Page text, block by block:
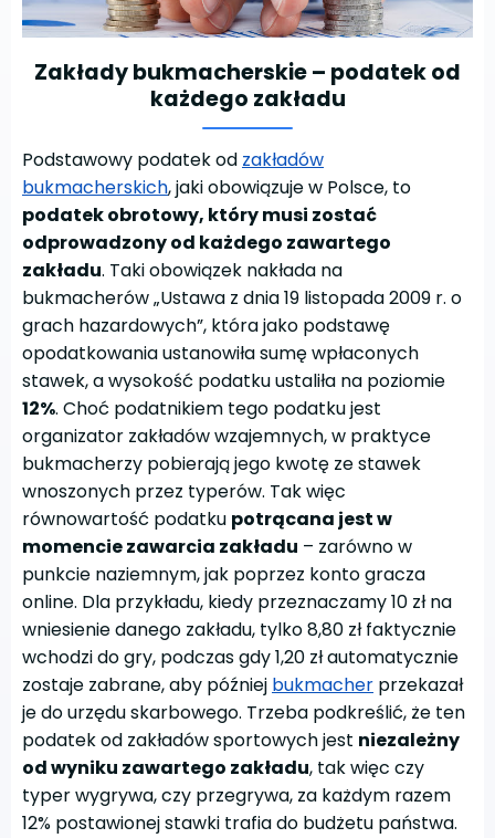
Zakłady bukmacherskie – podatek od
każdego zakładu
Podstawowy podatek od zakładów
bukmacherskich, jaki obowiązuje w Polsce, to
podatek obrotowy, który musi zostać
odprowadzony od każdego zawartego
zakładu. Taki obowiązek nakłada na
bukmacherów „Ustawa z dnia 19 listopada 2009 r. o
grach hazardowych”, która jako podstawę
opodatkowania ustanowiła sumę wpłaconych
stawek, a wysokość podatku ustaliła na poziomie
12%. Choć podatnikiem tego podatku jest
organizator zakładów wzajemnych, w praktyce
bukmacherzy pobierają jego kwotę ze stawek
wnoszonych przez typerów. Tak więc
równowartość podatku potrącana jest w
momencie zawarcia zakładu – zarówno w
punkcie naziemnym, jak poprzez konto gracza
online. Dla przykładu, kiedy przeznaczamy 10 zł na
wniesienie danego zakładu, tylko 8,80 zł faktycznie
wchodzi do gry, podczas gdy 1,20 zł automatycznie
zostaje zabrane, aby później bukmacher przekazał
je do urzędu skarbowego. Trzeba podkreślić, że ten
podatek od zakładów sportowych jest niezależny
od wyniku zawartego zakładu, tak więc czy
typer wygrywa, czy przegrywa, za każdym razem
12% postawionej stawki trafia do budżetu państwa.